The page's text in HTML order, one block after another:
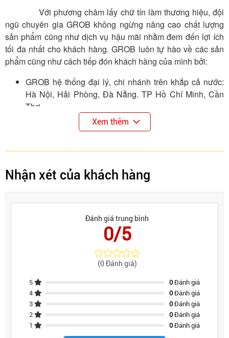
Với phương châm lấy chữ tín làm thương hiệu, đội
ngũ chuyên gia GROB không ngừng nâng cao chất lượng
sản phẩm cũng như dịch vụ hậu mãi nhằm đem đến lợi ích
tối đa nhất cho khách hàng. GROB luôn tự hào về các sản
phẩm cũng như cách tiếp đón khách hàng của mình bởi:
GROB hệ thống đại lý, chi nhánh trên khắp cả nước:
Hà Nội, Hải Phòng, Đà Nẵng. TP Hồ Chí Minh, Cần
Thơ….
GROB đa dạng mẫu mã sản phẩm khách hàng có
nhận được dịch vụ uy tín bảo hành chuyên nghiệp, hỗ
chọn mẫu thông minh và chính xác nhất.
Chính sách bảo hành sản phẩm dài hạn lên đến 24
Xem thêm
Nhận xét của khách hàng
Đánh giá trung bình
0/5
(0 Đánh giá)
5 0Đánh giá
4
0Đánh giá
3
0Đánh giá
2
0Đánh giá
1
0Đánh giá